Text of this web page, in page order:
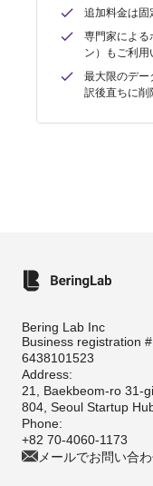
追加料金は固
専門家による
ン）もご利用
最大限のデー
訳後直ちに削
Bering Lab Inc
Business registration
6438101523
Address:
21, Baekbeom-ro 31-
804, Seoul Startup
Phone:
+82 70-4060-1173
メールでお問い合